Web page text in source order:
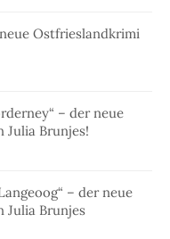
Ostfrieslandkrimi
– der neue
Julia Brunjes!
– der neue
Julia Brunjes